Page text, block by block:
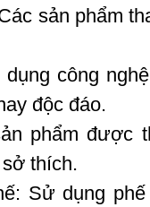
sản phẩm
công
độc đáo.
phẩm được
thích.
Sử dụng